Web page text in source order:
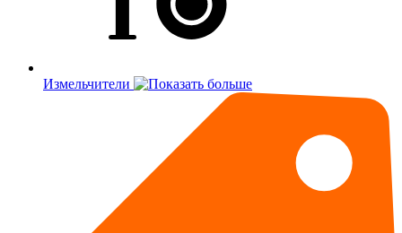
Измельчители